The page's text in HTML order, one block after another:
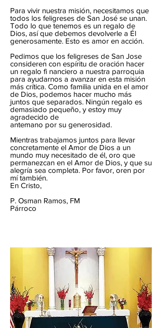
Para vivir nuestra misión, necesitamos que
todos los feligreses de San José se unan.
Todo lo que tenemos es un regalo de
Dios, así que debemos devolverle a Él
generosamente. Esto es amor en acción.
Pedimos que los feligreses de San Jose
consideren con espíritu de oración hacer
un regalo fi nanciero a nuestra parroquia
para ayudarnos a avanzar en esta misión
más crítica. Como familia unida en el amor
de Dios, podemos hacer mucho más
juntos que separados. Ningún regalo es
demasiado pequeño, y estoy muy
agradecido de
antemano por su generosidad.
Mientras trabajamos juntos para llevar
concretamente el Amor de Dios a un
mundo muy necesitado de él, oro que
permanezcan en el Amor de Dios, y que su
alegría sea completa. Por favor, oren por
mí también.
En Cristo,
P. Osman Ramos, FM
Párroco